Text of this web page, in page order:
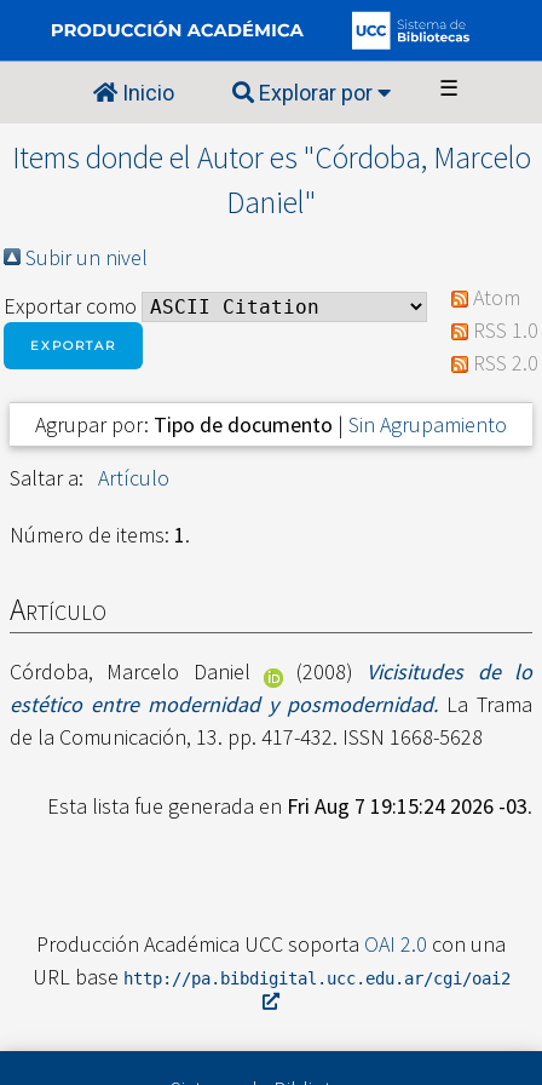
Inicio Explorar por ☰
Items donde el Autor es "Córdoba, Marcelo
Daniel"
Subir un nivel
Exportar como
Atom
RSS 1.0
RSS 2.0
Agrupar por: Tipo de documento | Sin Agrupamiento
Saltar a: Artículo
Número de items: 1.
Artículo
Córdoba, Marcelo Daniel (2008)
Vicisitudes de lo
estético entre modernidad y posmodernidad. La Trama
de la Comunicación, 13. pp. 417-432. ISSN 1668-5628
Esta lista fue generada en Fri Aug 7 19:15:24 2026 -03.
Producción Académica UCC soporta OAI 2.0 con una
URL base http://pa.bibdigital.ucc.edu.ar/cgi/oai2